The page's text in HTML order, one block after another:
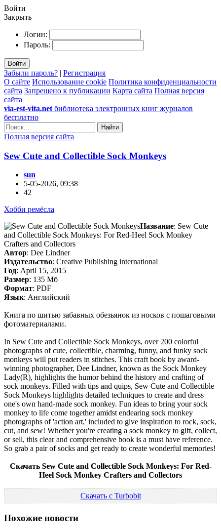
Войти
Закрыть
Логин:
Пароль:
Войти
Забыли пароль? | Регистрация
О сайте Использование cookie Политика конфиденциальности
сайта Запрещено к публикации Карта сайта Полная версия
сайта
via-est-vita.net библиотека электронных книг журналов
бесплатно
Найти
Полная версия сайта
Sew Cute and Collectible Sock Monkeys
sun
5-05-2026, 09:38
42
Хобби ремёсла
Название: Sew Cute
and Collectible Sock Monkeys: For Red-Heel Sock Monkey
Crafters and Collectors
Автор: Dee Lindner
Издательство: Creative Publishing international
Год: April 15, 2015
Размер: 135 Мб
Формат: PDF
Язык: Английский
Книга по шитью забавных обезьянок из носков с пошаговыми
фотоматериалами.
In Sew Cute and Collectible Sock Monkeys, over 200 colorful
photographs of cute, collectible, charming, funny, and funky sock
monkeys will put readers in stitches. This craft book by award-
winning photographer, Dee Lindner, known as the Sock Monkey
Lady(R), highlights the humor behind the history and crafting of
sock monkeys. Filled with tips and quips, Sew Cute and Collectible
Sock Monkeys highlights detailed techniques to create and dress
one's own hand-made sock monkey. Fun ideas to bring your sock
monkey to life come together amidst endearing sock monkey
photographs of 'action art,' included to give inspiration to rock, sock,
cut, and sew! Whether you're creating a sock monkey to gift, collect,
or sell, this clear and comprehensive book is a must have reference.
So grab a pair of socks and get ready to create wonderful memories!
Скачать Sew Cute and Collectible Sock Monkeys: For Red-
Heel Sock Monkey Crafters and Collectors
Скачать с Turbobit
Похожие новости